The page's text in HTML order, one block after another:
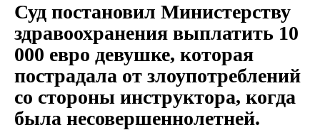
Суд постановил Министерству
здравоохранения выплатить 10
000 евро девушке, которая
пострадала от злоупотреблений
со стороны инструктора, когда
была несовершеннолетней.